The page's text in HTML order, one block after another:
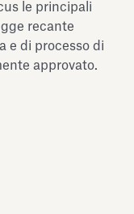
le principali
recante
e di processo di
approvato.